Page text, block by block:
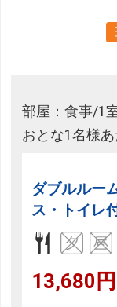
部屋：食事/1
おとな1名様
ダブルルー
ス・トイレ
13,680